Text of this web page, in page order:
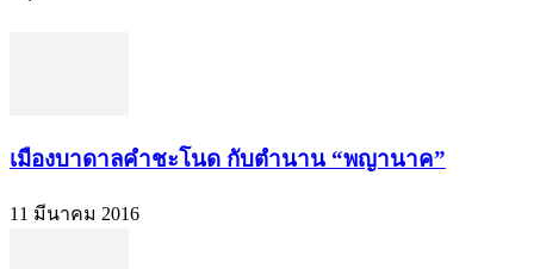
เมืองบาดาลคำชะโนด กับตำนาน “พญานาค”
11 มีนาคม 2016